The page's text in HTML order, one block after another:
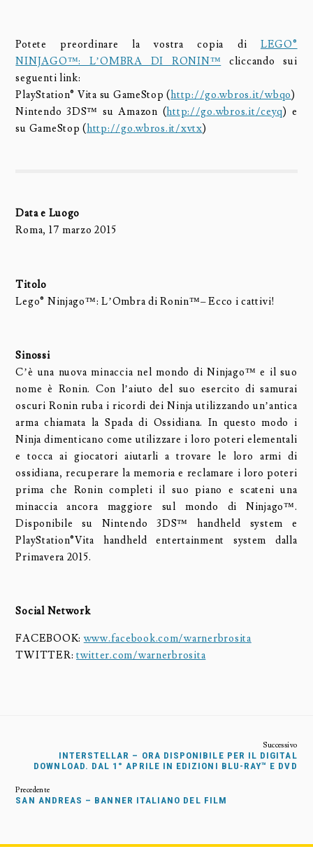
Potete preordinare la vostra copia di LEGO®
NINJAGO™: L’OMBRA DI RONIN™ cliccando sui
seguenti link:
PlayStation® Vita su GameStop (http://go.wbros.it/wbqo)
Nintendo 3DS™ su Amazon (http://go.wbros.it/ceyq) e
su GameStop (http://go.wbros.it/xvtx)
Data e Luogo
Roma, 17 marzo 2015
Titolo
Lego® Ninjago™: L’Ombra di Ronin™– Ecco i cattivi!
Sinossi
C’è una nuova minaccia nel mondo di Ninjago™ e il suo
nome è Ronin. Con l’aiuto del suo esercito di samurai
oscuri Ronin ruba i ricordi dei Ninja utilizzando un’antica
arma chiamata la Spada di Ossidiana. In questo modo i
Ninja dimenticano come utilizzare i loro poteri elementali
e tocca ai giocatori aiutarli a trovare le loro armi di
ossidiana, recuperare la memoria e reclamare i loro poteri
prima che Ronin completi il suo piano e scateni una
minaccia ancora maggiore sul mondo di Ninjago™.
Disponibile su Nintendo 3DS™ handheld system e
PlayStation®Vita handheld entertainment system dalla
Primavera 2015.
Social Network
FACEBOOK:www.facebook.com/warnerbrosita
TWITTER:twitter.com/warnerbrosita
INTERSTELLAR – ORA DISPONIBILE PER IL DIGITAL
DOWNLOAD. DAL 1° APRILE IN EDIZIONI BLU-RAY™ E DVD
SAN ANDREAS – BANNER ITALIANO DEL FILM